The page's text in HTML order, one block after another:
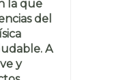
la que
del
A
y